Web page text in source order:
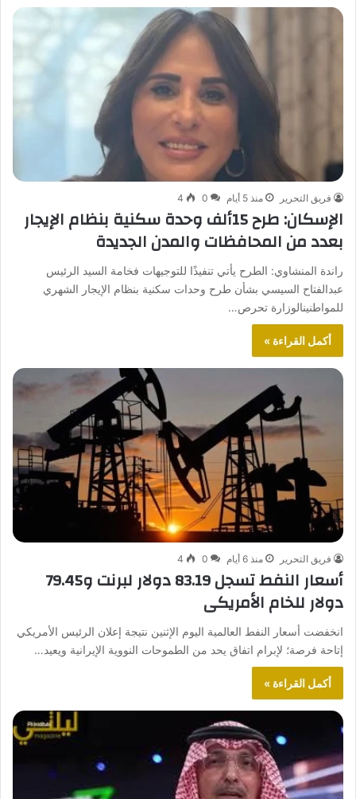
فريق التحرير منذ 5 أيام 0
4
الإسكان: طرح 15ألف وحدة سكنية بنظام الإيجار
بعدد من المحافظات والمدن الجديدة
راندة المنشاوي: الطرح يأتي تنفيذًا للتوجيهات فخامة السيد الرئيس
عبدالفتاح السيسي بشأن طرح وحدات سكنية بنظام الإيجار الشهري
للمواطنينالوزارة تحرص…
أكمل القراءة »
فريق التحرير منذ 6 أيام 0
4
أسعار النفط تسجل 83.19 دولار لبرنت و79.45
دولار للخام الأمريكى
انخفضت أسعار النفط العالمية اليوم الإثنين نتيجة إعلان الرئيس الأمريكي
إتاحة فرصة؛ لإبرام اتفاق يحد من الطموحات النووية الإيرانية ويعيد…
أكمل القراءة »